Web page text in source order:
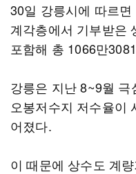
30일 강릉시에 따르
계각층에서 기부받은
포함해 총 1066만
강릉은 지난 8~9월
오봉저수지 저수율이
어졌다.
이 때문에 상수도 계